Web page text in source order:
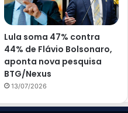
Lula soma 47% contra
44% de Flávio Bolsonaro,
aponta nova pesquisa
BTG/Nexus
13/07/2026